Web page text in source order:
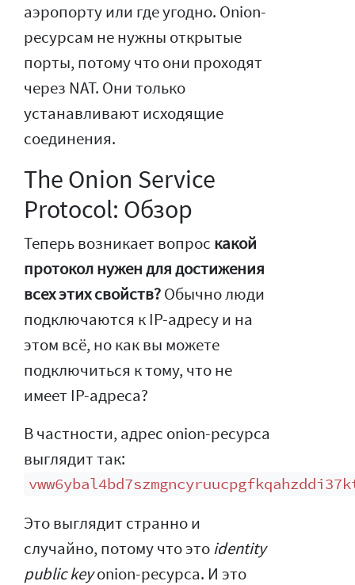
аэропорту или где угодно. Onion-
ресурсам не нужны открытые
порты, потому что они проходят
через NAT. Они только
устанавливают исходящие
соединения.
The Onion Service
Protocol: Обзор
Теперь возникает вопрос какой
протокол нужен для достижения
всех этих свойств?Обычно люди
подключаются к IP-адресу и на
этом всё, но как вы можете
подключиться к тому, что не
имеет IP-адреса?
В частности, адрес onion-ресурса
выглядит так:
Это выглядит странно и
случайно, потому что этоidentity
public keyonion-ресурса. И это